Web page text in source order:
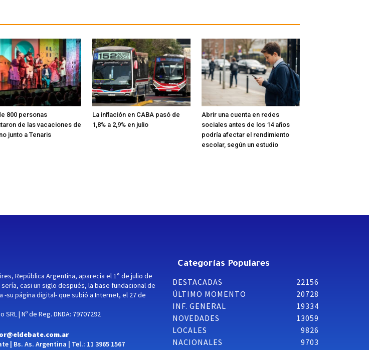
800 personas
de las vacaciones de
junto a Tenaris
La inflación en CABA pasó de
1,8% a 2,9% en julio
Abrir una cuenta en redes
sociales antes de los 14 años
podría afectar el rendimiento
escolar, según un estudio
República Argentina, aparecía el 1° de julio de
casi un siglo después, la base fundacional de
-su página digital- que subió a Internet, el 27 de
| Nº de Reg. DNDA: 79707292
| Bs. As. Argentina | Tel.: 11 3965 1567
Categorías Populares
DESTACADAS
22156
ÚLTIMO MOMENTO
20728
INF. GENERAL
19334
NOVEDADES
13059
LOCALES
9826
NACIONALES
9703